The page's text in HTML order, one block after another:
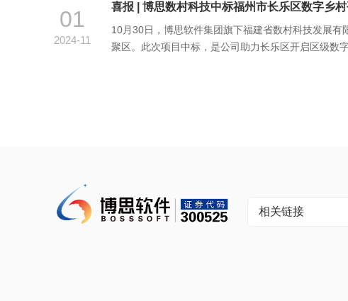
01
2024-11
喜报 | 博思数村科技中标福州市长乐区数字乡村
10月30日，博思软件集团旗下福建省数村科技发展
聚区。此次项目中标，是公司助力长乐区开启区级数
相关链接